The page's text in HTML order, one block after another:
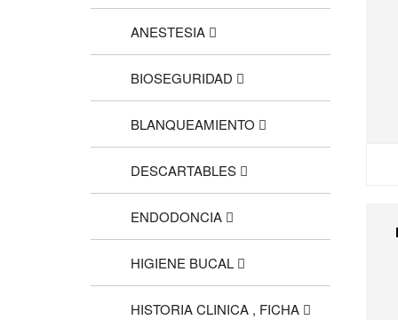
ANESTESIA
BIOSEGURIDAD
BLANQUEAMIENTO
DESCARTABLES
ENDODONCIA
HIGIENE BUCAL
HISTORIA CLINICA , FICHA